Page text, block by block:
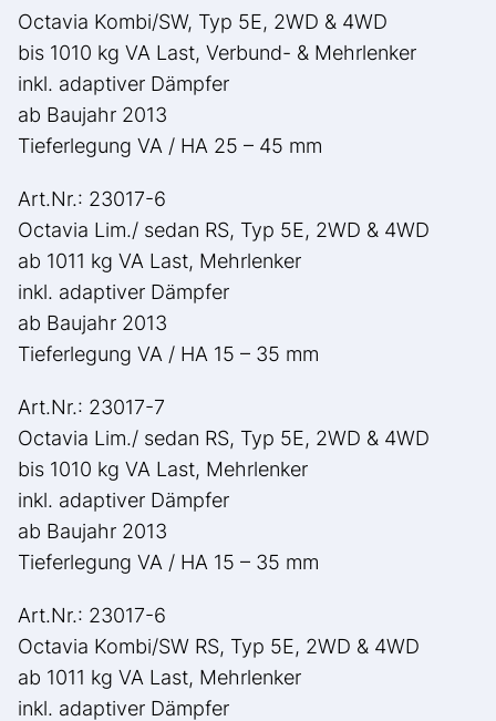
Octavia Kombi/SW, Typ 5E, 2WD & 4WD
bis 1010 kg VA Last, Verbund- & Mehrlenker
inkl. adaptiver Dämpfer
ab Baujahr 2013
Tieferlegung VA / HA 25 – 45 mm
Art.Nr.: 23017-6
Octavia Lim./ sedan RS, Typ 5E, 2WD & 4WD
ab 1011 kg VA Last, Mehrlenker
inkl. adaptiver Dämpfer
ab Baujahr 2013
Tieferlegung VA / HA 15 – 35 mm
Art.Nr.: 23017-7
Octavia Lim./ sedan RS, Typ 5E, 2WD & 4WD
bis 1010 kg VA Last, Mehrlenker
inkl. adaptiver Dämpfer
ab Baujahr 2013
Tieferlegung VA / HA 15 – 35 mm
Art.Nr.: 23017-6
Octavia Kombi/SW RS, Typ 5E, 2WD & 4WD
ab 1011 kg VA Last, Mehrlenker
inkl. adaptiver Dämpfer